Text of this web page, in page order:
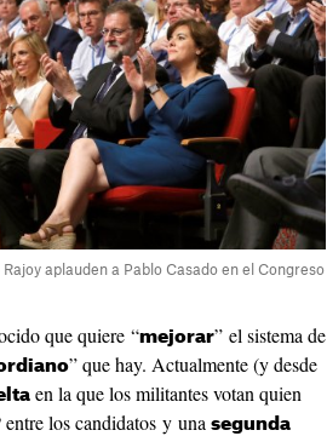
aplauden a Pablo Casado en el Congreso
que quiere “mejorar” el sistema de
” que hay. Actualmente (y desde
en la que los militantes votan quien
los candidatos y una segunda